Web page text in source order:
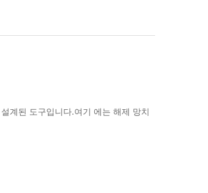
계된 도구입니다.여기 에는 해제 망치